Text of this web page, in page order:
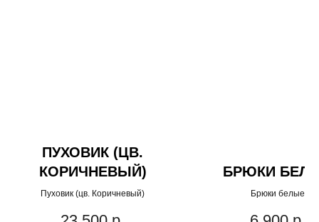
ПУХОВИК (ЦВ.
КОРИЧНЕВЫЙ)
Пуховик (цв. Коричневый)
БРЮКИ
Брюки белые